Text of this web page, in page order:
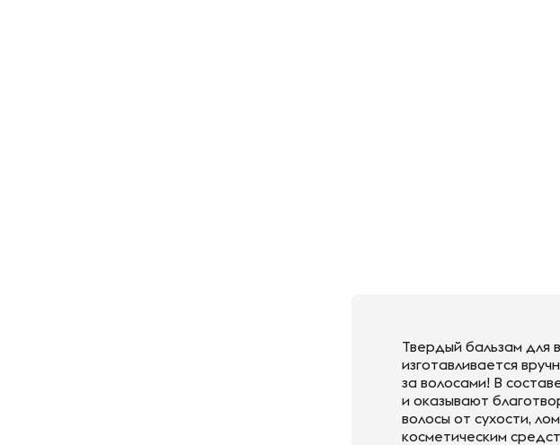
Твердый бальзам для
изготавливается
за волосами! В
и оказывают
волосы от сухости,
косметическим